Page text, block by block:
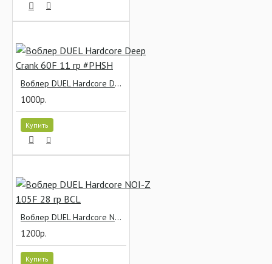
Воблер DUEL Hardcore Deep Crank 60F 11 гр #PHSH
1000р.
Купить
Воблер DUEL Hardcore NOI-Z 105F 28 гр BCL
1200р.
Купить